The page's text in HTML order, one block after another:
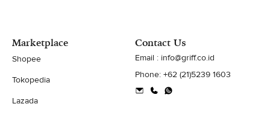
Marketplace
Shopee
Tokopedia
Lazada
Contact Us
Email : info@griff.co.id
Phone: +62 (21)5239 1603